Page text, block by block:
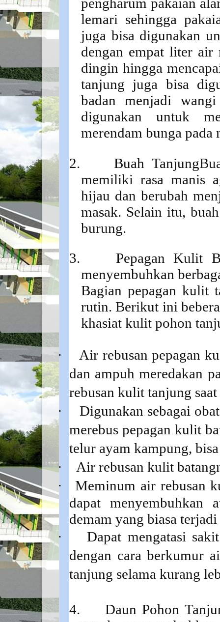
lemari sehingga
juga bisa digunakan
dengan empat liter air
dingin hingga
tanjung juga bisa
badan menjadi
digunakan untuk
merendam bunga
2.
Buah Tanjung
memiliki rasa manis
hijau dan berubah
masak. Selain itu,
burung.
3.
Pepagan Kulit
menyembuhkan
Bagian pepagan kulit
rutin.Berikut ini
khasiat kulit pohon
·
Air rebusan pepagan
dan ampuh meredakan
rebusan kulit tanjung
·
Digunakan sebagai
merebus pepagan kulit
telur ayam kampung,
·
Air rebusan kulit
·
Meminum air rebusan
dapat menyembuhkan
demam yang biasa
·
Dapat mengatasi
dengan cara berkumur
tanjung selama kurang
4.
Daun Pohon